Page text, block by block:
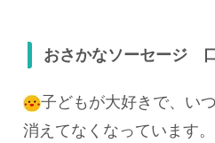
おさかなソーセージ
子どもが大好きで、い
消えてなくなっています